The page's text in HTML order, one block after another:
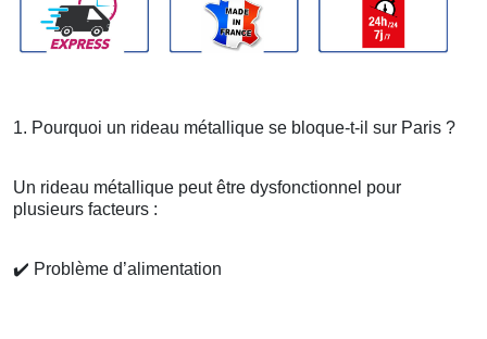
1. Pourquoi un rideau métallique se bloque-t-il sur Paris ?
Un rideau métallique peut être dysfonctionnel pour
plusieurs facteurs :
✔️ Problème d’alimentation